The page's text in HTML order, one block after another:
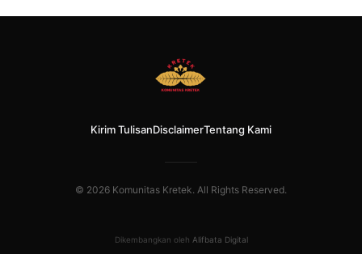
Kirim TulisanDisclaimerTentang Kami
© 2026 Komunitas Kretek. All Rights Reserved.
Dikembangkan oleh Alifbata Digital